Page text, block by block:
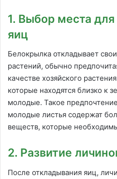
1. Выбор места
яиц
Белокрылка откладывает
растений, обычно
качестве хозяйского
которые находятся близко к
молодые. Такое
молодые листья содержат
веществ, которые
2. Развитие
После откладывания яиц,